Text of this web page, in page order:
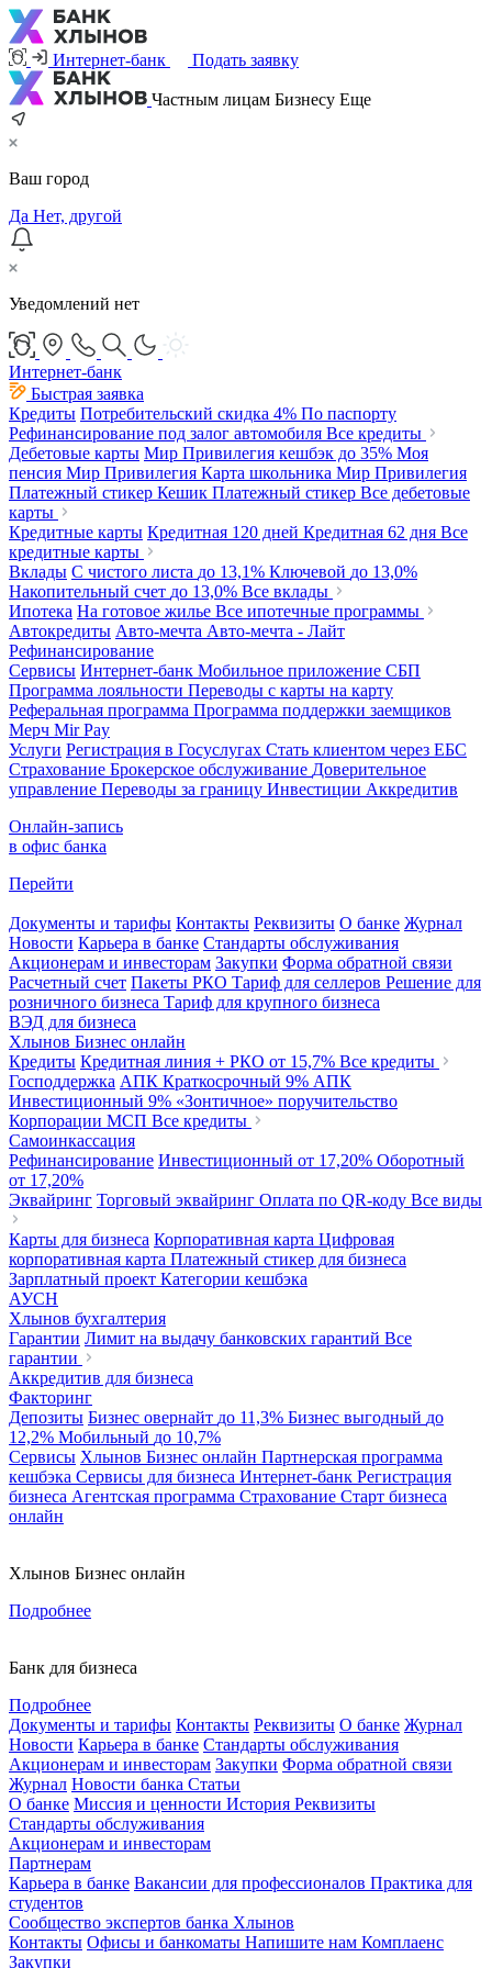
Интернет-банк Подать заявку
Частным лицам Бизнесу Еще
Ваш город
Да Нет, другой
Уведомлений нет
Интернет-банк
Быстрая заявка
Кредиты Потребительский скидка 4% По паспорту
Рефинансирование под залог автомобиля Все кредиты
Дебетовые карты Мир Привилегия кешбэк до 35% Моя
пенсия Мир Привилегия Карта школьника Мир Привилегия
Платежный стикер Кешик Платежный стикер Все дебетовые
карты
Кредитные карты Кредитная 120 дней Кредитная 62 дня Все
кредитные карты
Вклады С чистого листа до 13,1% Ключевой до 13,0%
Накопительный счет до 13,0% Все вклады
Ипотека На готовое жилье Все ипотечные программы
Автокредиты Авто-мечта Авто-мечта - Лайт
Рефинансирование
Сервисы Интернет-банк Мобильное приложение СБП
Программа лояльности Переводы с карты на карту
Реферальная программа Программа поддержки заемщиков
Мерч Mir Pay
Услуги Регистрация в Госуслугах Стать клиентом через ЕБС
Страхование Брокерское обслуживание Доверительное
управление Переводы за границу Инвестиции Аккредитив
Онлайн-запись
в офис банка
Перейти
Документы и тарифы Контакты Реквизиты О банке Журнал
Новости Карьера в банке Стандарты обслуживания
Акционерам и инвесторам Закупки Форма обратной связи
Расчетный счет Пакеты РКО Тариф для селлеров Решение для
розничного бизнеса Тариф для крупного бизнеса
ВЭД для бизнеса
Хлынов Бизнес онлайн
Кредиты Кредитная линия + РКО от 15,7% Все кредиты
Господдержка АПК Краткосрочный 9% АПК
Инвестиционный 9% «Зонтичное» поручительство
Корпорации МСП Все кредиты
Самоинкассация
Рефинансирование Инвестиционный от 17,20% Оборотный
от 17,20%
Эквайринг Торговый эквайринг Оплата по QR-коду Все виды
Карты для бизнеса Корпоративная карта Цифровая
корпоративная карта Платежный стикер для бизнеса
Зарплатный проект Категории кешбэка
АУСН
Хлынов бухгалтерия
Гарантии Лимит на выдачу банковских гарантий Все
гарантии
Аккредитив для бизнеса
Факторинг
Депозиты Бизнес овернайт до 11,3% Бизнес выгодный до
12,2% Мобильный до 10,7%
Сервисы Хлынов Бизнес онлайн Партнерская программа
кешбэка Сервисы для бизнеса Интернет-банк Регистрация
бизнеса Агентская программа Страхование Старт бизнеса
онлайн
Хлынов Бизнес онлайн
Подробнее
Банк для бизнеса
Подробнее
Документы и тарифы Контакты Реквизиты О банке Журнал
Новости Карьера в банке Стандарты обслуживания
Акционерам и инвесторам Закупки Форма обратной связи
Журнал Новости банка Статьи
О банке Миссия и ценности История Реквизиты
Стандарты обслуживания
Акционерам и инвесторам
Партнерам
Карьера в банке Вакансии для профессионалов Практика для
студентов
Сообщество экспертов банка Хлынов
Контакты Офисы и банкоматы Напишите нам Комплаенс
Закупки